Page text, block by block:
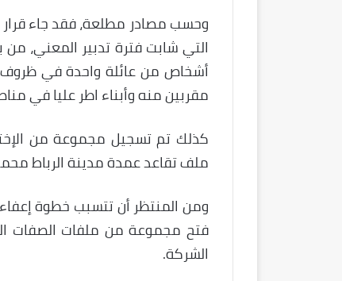
وحسب مصادر مطلعة، فقد جاء قرار
التي شابت فترة تدبير المعني،
أشخاص من عائلة واحدة في
مقربين منه وأبناء اطر عليا في مناصب مختلفة
كذلك تم تسجيل مجموعة من
ملف تقاعد عمدة مدينة الرباط
ومن المنتظر أن تتسبب خطوة
فتح مجموعة من ملفات الصفات
الشركة.